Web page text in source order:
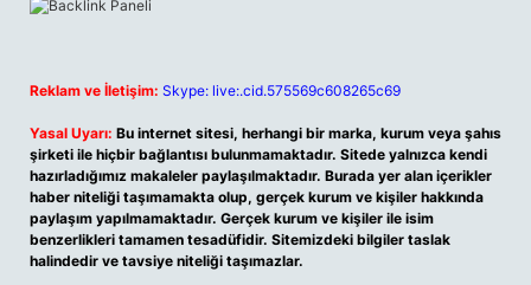
Reklam ve İletişim: Skype: live:.cid.575569c608265c69
Yasal Uyarı: Bu internet sitesi, herhangi bir marka, kurum veya şahıs
şirketi ile hiçbir bağlantısı bulunmamaktadır. Sitede yalnızca kendi
hazırladığımız makaleler paylaşılmaktadır. Burada yer alan içerikler
haber niteliği taşımamakta olup, gerçek kurum ve kişiler hakkında
paylaşım yapılmamaktadır. Gerçek kurum ve kişiler ile isim
benzerlikleri tamamen tesadüfidir. Sitemizdeki bilgiler taslak
halindedir ve tavsiye niteliği taşımazlar.